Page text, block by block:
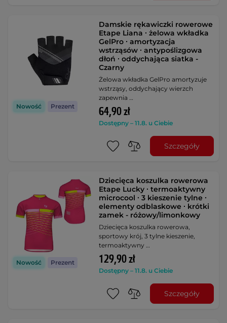
Nowość Prezent
Damskie rękawiczki rowerowe
Etape Liana ∙ żelowa wkładka
GelPro ∙ amortyzacja
wstrząsów ∙ antypoślizgowa
dłoń ∙ oddychająca siatka -
Czarny
Żelowa wkładka GelPro amortyzuje
wstrząsy, oddychający wierzch
zapewnia …
64,90 zł
Dostępny – 11.8. u Ciebie
Szczegóły
Nowość Prezent
Dziecięca koszulka rowerowa
Etape Lucky ∙ termoaktywny
microcool ∙ 3 kieszenie tylne ∙
elementy odblaskowe ∙ krótki
zamek - różowy/limonkowy
Dziecięca koszulka rowerowa,
sportowy krój, 3 tylne kieszenie,
termoaktywny …
129,90 zł
Dostępny – 11.8. u Ciebie
Szczegóły